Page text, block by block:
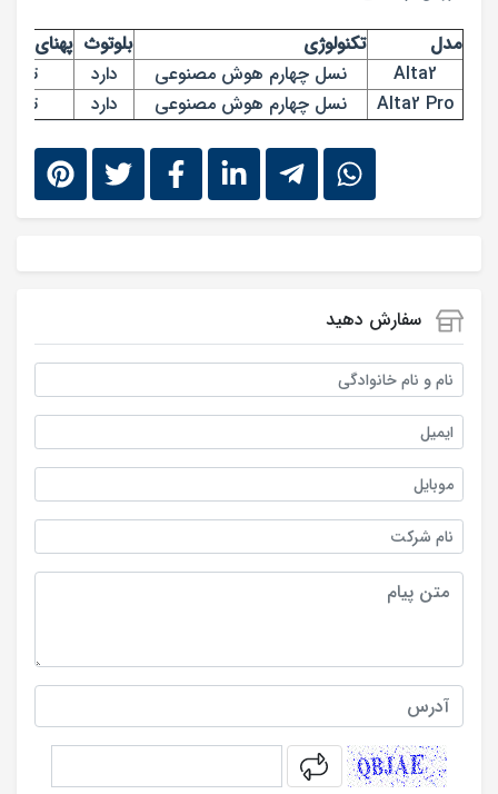
مدل تکنولوژی بلوتوث پهنای
Alta2
نسل چهارم هوش مصنوعی دارد
تا 10 کیلوهرتز
Alta2 Pro
نسل چهارم هوش مصنوعی دارد تا 10 کیلوهرتز
سفارش دهید
نام و نام خانوادگی
ایمیل
موبایل
نام شرکت
متن پیام
آدرس
captcha